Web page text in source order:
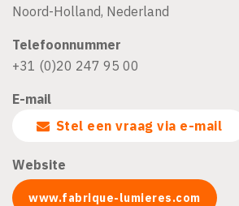
Noord-Holland, Nederland
Telefoonnummer
+31 (0)20 247 95 00
E-mail
Stel een vraag via e-mail
Website
www.fabrique-lumieres.com